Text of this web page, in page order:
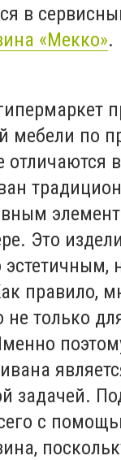
в
«Мекко».
мебели по
отличаются
Это
правило,
не только
задачей.
с